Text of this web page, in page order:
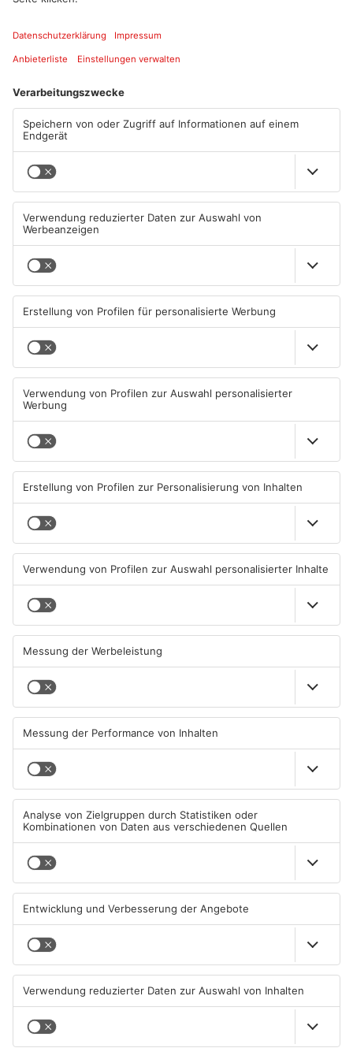
Mehr aus Kreis
Offenbach
Trinkwasserbrunnen in
Obertshausen mit Keimen
belastet
06.08.2026, 06:45 UHR IN KREIS
OFFENBACH
Senior vor Offenbacher Bank
abgelenkt und bestohlen
05.08.2026, 13:42 UHR IN KREIS
Igel verursacht
Supermarkt
04.08.2026, 07:54 UHR IN KREIS
Hier brauchen Autofahrer in
Rodgau jetzt mehr Geduld
IHK registriert mehr
Unternehmensgründungen
im Kreis Offenbach
04.08.2026, 06:41 UHR IN KREIS
OFFENBACH
sexuellen Übergriff in OF:
Drei Männer in U-Haft
03.08.2026, 16:36 UHR IN KREIS